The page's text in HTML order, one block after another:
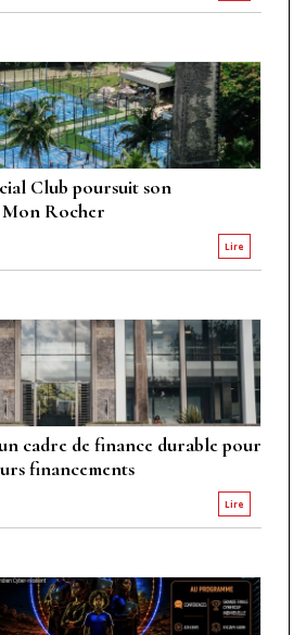
Club poursuit son
Mon Rocher
Lire
cadre de finance durable pour
financements
Lire